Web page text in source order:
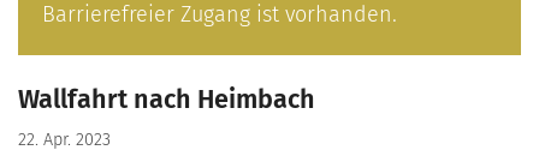
Barrierefreier Zugang ist vorhanden.
Wallfahrt nach Heimbach
22. Apr. 2023